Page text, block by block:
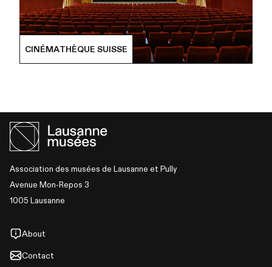
CINÉMATHÈQUE SUISSE
Association des musées de Lausanne et Pully
Avenue Mon-Repos 3
1005 Lausanne
About
Contact